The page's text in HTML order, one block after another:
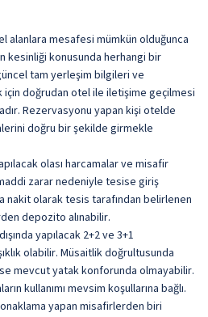
ile belirtilen özellikler ücretlidir.
Uygun
ile belirtilen özellikler ücretlidir.
alanlara mesafesi mümkün olduğunca
kesinliği konusunda herhangi bir
tam yerleşim bilgileri ve
doğrudan otel ile iletişime geçilmesi
Rezervasyonu yapan kişi otelde
doğru bir şekilde girmekle
olası harcamalar ve misafir
zarar nedeniyle tesise giriş
nakit olarak tesis tarafından belirlenen
depozito alınabilir.
yapılacak 2+2 ve 3+1
olabilir. Müsaitlik doğrultusunda
mevcut yatak konforunda olmayabilir.
kullanımı mevsim koşullarına bağlı.
yapan misafirlerden biri